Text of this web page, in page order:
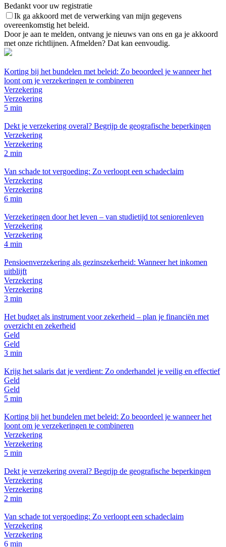
Bedankt voor uw registratie
Ik ga akkoord met de verwerking van mijn gegevens
overeenkomstig het beleid.
Door je aan te melden, ontvang je nieuws van ons en ga je akkoord
met onze richtlijnen. Afmelden? Dat kan eenvoudig.
Korting bij het bundelen met beleid: Zo beoordeel je wanneer het
loont om je verzekeringen te combineren
Verzekering
Verzekering
5 min
Dekt je verzekering overal? Begrijp de geografische beperkingen
Verzekering
Verzekering
2 min
Van schade tot vergoeding: Zo verloopt een schadeclaim
Verzekering
Verzekering
6 min
Verzekeringen door het leven – van studietijd tot seniorenleven
Verzekering
Verzekering
4 min
Pensioenverzekering als gezinszekerheid: Wanneer het inkomen
uitblijft
Verzekering
Verzekering
3 min
Het budget als instrument voor zekerheid – plan je financiën met
overzicht en zekerheid
Geld
Geld
3 min
Krijg het salaris dat je verdient: Zo onderhandel je veilig en effectief
Geld
Geld
5 min
Korting bij het bundelen met beleid: Zo beoordeel je wanneer het
loont om je verzekeringen te combineren
Verzekering
Verzekering
5 min
Dekt je verzekering overal? Begrijp de geografische beperkingen
Verzekering
Verzekering
2 min
Van schade tot vergoeding: Zo verloopt een schadeclaim
Verzekering
Verzekering
6 min